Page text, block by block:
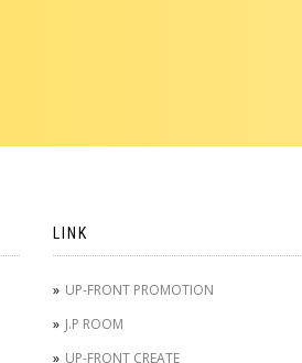
LINK
UP-FRONT PROMOTION
J.P ROOM
UP-FRONT CREATE